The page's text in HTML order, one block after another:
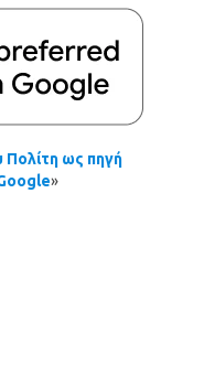
ως πηγή
»